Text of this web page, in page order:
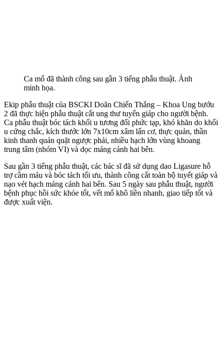
Ca mổ đã thành công sau gần 3 tiếng phẫu thuật. Ảnh
minh họa.
Ekip phẫu thuật của BSCKI Doãn Chiến Thắng – Khoa Ung bướu
2 đã thực hiện phẫu thuật cắt ung thư tuyến giáp cho người bệnh.
Ca phẫu thuật bóc tách khối u tương đối phức tạp, khó khăn do khối
u cứng chắc, kích thước lớn 7x10cm xâm lấn cơ, thực quản, thần
kinh thanh quản quặt ngược phải, nhiều hạch lớn vùng khoang
trung tâm (nhóm VI) và dọc máng cảnh hai bên.
Sau gần 3 tiếng phẫu thuật, các bác sĩ đã sử dụng dao Ligasure hỗ
trợ cầm máu và bóc tách tối ưu, thành công cắt toàn bộ tuyết giáp và
nạo vét hạch máng cảnh hai bên. Sau 5 ngày sau phẫu thuật, người
bệnh phục hồi sức khỏe tốt, vết mổ khô liền nhanh, giao tiếp tốt và
được xuất viện.